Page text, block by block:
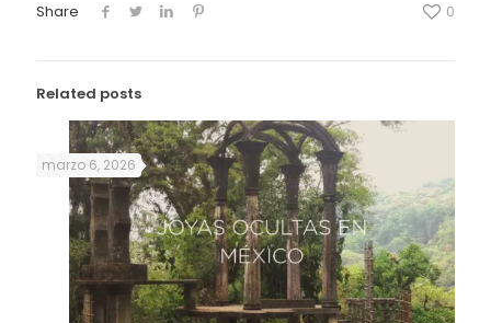
Share 0
Related posts
marzo 6, 2026